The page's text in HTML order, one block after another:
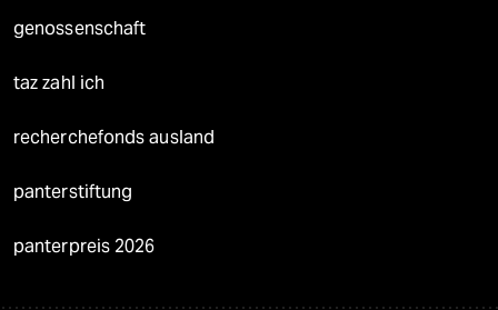
genossenschaft
taz zahl ich
recherchefonds ausland
panterstiftung
panterpreis 2026